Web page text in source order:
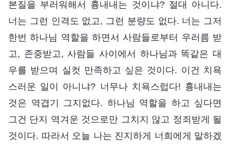
본질을 부러워해서 흉내내는 것이냐? 절대 아니다.
너는 그런 인격도 없고, 그런 분량도 없다. 너는 그저
한번 하나님 역할을 하면서 사람들로부터 우러름 받
고, 존중받고, 사람들 사이에서 하나님과 똑같은 대
우를 받으며 실컷 만족하고 싶은 것이다. 이건 치욕
스러운 일이 아니냐? 너무나 치욕스럽다! 흉내내는
것은 역겹기 그지없다. 하나님 역할을 하고 싶다면
그건 단지 역겨운 것으로만 그치지 않고 정죄받게 될
것이다. 따라서 오늘 나는 진지하게 너희에게 말하겠